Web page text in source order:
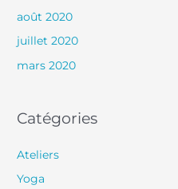
août 2020
juillet 2020
mars 2020
Catégories
Ateliers
Yoga